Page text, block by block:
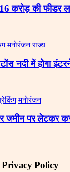
16 करोड़ की फीडर
मनोरंजन राज्य
नदी में होगा
मनोरंजन
जमीन पर लेटकर
Policy